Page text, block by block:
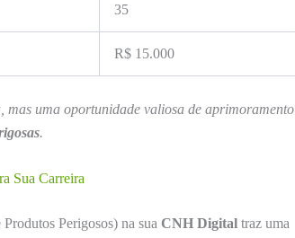
35
R$ 15.000
uma oportunidade valiosa de aprimoramento
.
Sua Carreira
Perigosos) na sua CNH Digital traz uma